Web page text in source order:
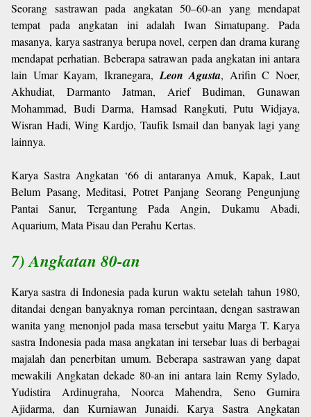
Seorang sastrawan pada angkatan 50–60-an yang mendapat
tempat pada angkatan ini adalah Iwan Simatupang. Pada
masanya, karya sastranya berupa novel, cerpen dan drama kurang
mendapat perhatian. Beberapa satrawan pada angkatan ini antara
lain Umar Kayam, Ikranegara, Leon Agusta, Arifin C Noer,
Akhudiat, Darmanto Jatman, Arief Budiman, Gunawan
Mohammad, Budi Darma, Hamsad Rangkuti, Putu Widjaya,
Wisran Hadi, Wing Kardjo, Taufik Ismail dan banyak lagi yang
lainnya.
Karya Sastra Angkatan ‘66 di antaranya Amuk, Kapak, Laut
Belum Pasang, Meditasi, Potret Panjang Seorang Pengunjung
Pantai Sanur, Tergantung Pada Angin, Dukamu Abadi,
Aquarium, Mata Pisau dan Perahu Kertas.
7) Angkatan 80-an
Karya sastra di Indonesia pada kurun waktu setelah tahun 1980,
ditandai dengan banyaknya roman percintaan, dengan sastrawan
wanita yang menonjol pada masa tersebut yaitu Marga T. Karya
sastra Indonesia pada masa angkatan ini tersebar luas di berbagai
majalah dan penerbitan umum. Beberapa sastrawan yang dapat
mewakili Angkatan dekade 80-an ini antara lain Remy Sylado,
Yudistira Ardinugraha, Noorca Mahendra, Seno Gumira
Ajidarma, dan Kurniawan Junaidi. Karya Sastra Angkatan